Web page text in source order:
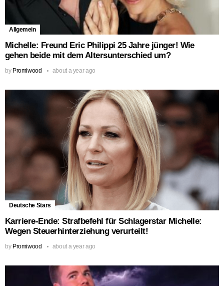
Allgemein
Michelle: Freund Eric Philippi 25 Jahre jünger! Wie
gehen beide mit dem Altersunterschied um?
by Promiwood about a year ago
Deutsche Stars
Karriere-Ende: Strafbefehl für Schlagerstar Michelle:
Wegen Steuerhinterziehung verurteilt!
by Promiwood about a year ago